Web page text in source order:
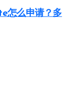
怎么申请？多